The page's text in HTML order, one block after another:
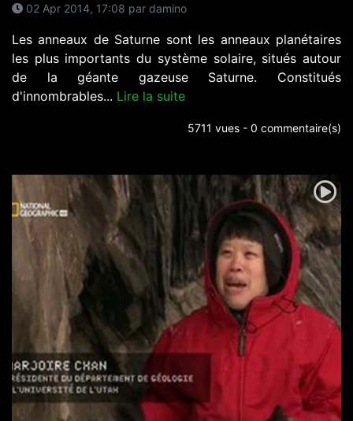
02 Apr 2014, 17:08 par damino
Les anneaux de Saturne sont les anneaux planétaires
les plus importants du système solaire, situés autour
de la géante gazeuse Saturne. Constitués
d'innombrables... Lire la suite
5711 vues - 0 commentaire(s)